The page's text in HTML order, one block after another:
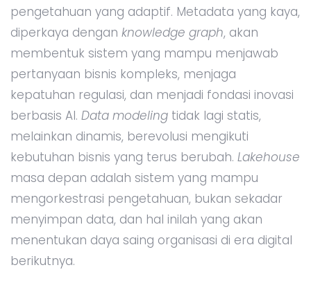
pengetahuan yang adaptif. Metadata yang kaya,
diperkaya dengan knowledge graph, akan
membentuk sistem yang mampu menjawab
pertanyaan bisnis kompleks, menjaga
kepatuhan regulasi, dan menjadi fondasi inovasi
berbasis AI. Data modeling tidak lagi statis,
melainkan dinamis, berevolusi mengikuti
kebutuhan bisnis yang terus berubah. Lakehouse
masa depan adalah sistem yang mampu
mengorkestrasi pengetahuan, bukan sekadar
menyimpan data, dan hal inilah yang akan
menentukan daya saing organisasi di era digital
berikutnya.